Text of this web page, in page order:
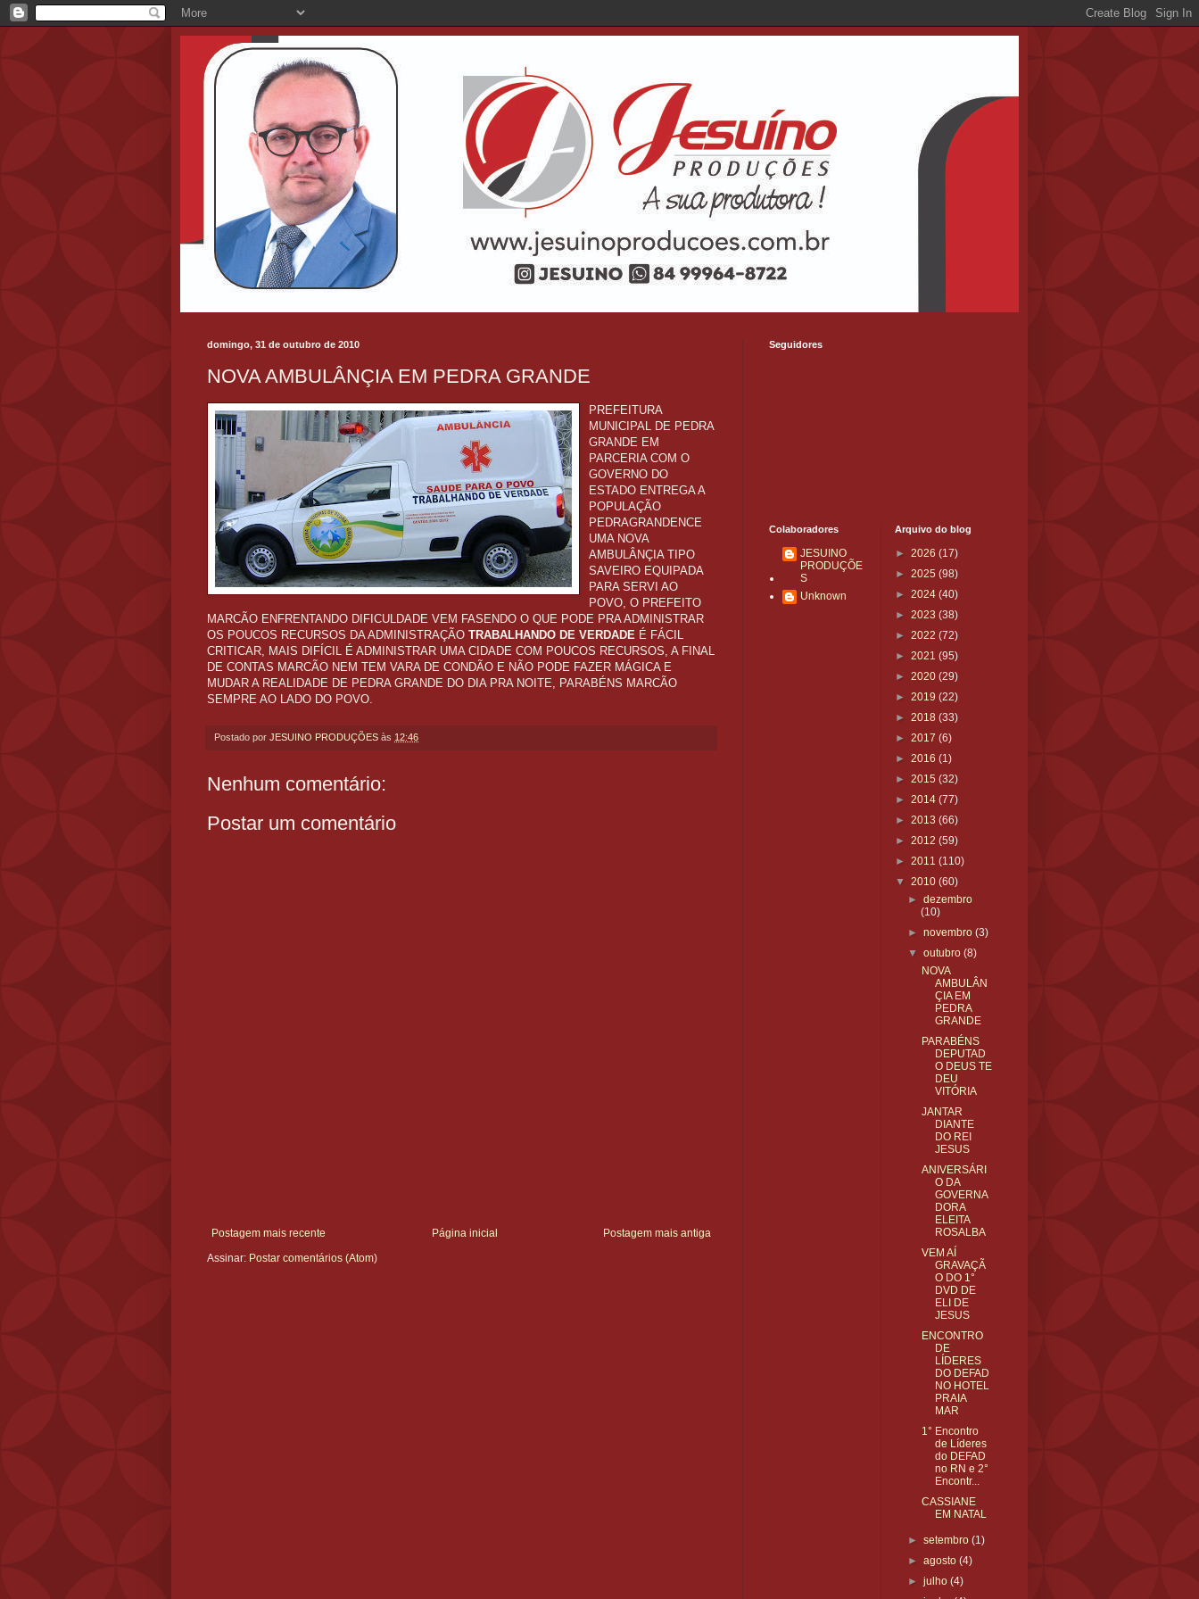
domingo, 31 de outubro de 2010
NOVA AMBULÂNÇIA EM PEDRA GRANDE
PREFEITURA
MUNICIPAL DE PEDRA
GRANDE EM
PARCERIA COM O
GOVERNO DO
ESTADO ENTREGA A
POPULAÇÃO
PEDRAGRANDENCE
UMA NOVA
AMBULÂNÇIA TIPO
SAVEIRO EQUIPADA
PARA SERVI AO
POVO, O PREFEITO
MARCÃO ENFRENTANDO DIFICULDADE VEM FASENDO O QUE PODE PRA ADMINISTRAR
OS POUCOS RECURSOS DA ADMINISTRAÇÃO TRABALHANDO DE VERDADE É FÁCIL
CRITICAR, MAIS DIFÍCIL É ADMINISTRAR UMA CIDADE COM POUCOS RECURSOS, A FINAL
DE CONTAS MARCÃO NEM TEM VARA DE CONDÃO E NÃO PODE FAZER MÁGICA E
MUDAR A REALIDADE DE PEDRA GRANDE DO DIA PRA NOITE, PARABÉNS MARCÃO
SEMPRE AO LADO DO POVO.
Postado por JESUINO PRODUÇÕES às 12:46
Nenhum comentário:
Postar um comentário
Postagem mais recente Postagem mais antiga
Página inicial
Assinar: Postar comentários (Atom)
Seguidores
Colaboradores
JESUINO
PRODUÇÕE
S
Unknown
Arquivo do blog
► 2026 (17)
► 2025 (98)
► 2024 (40)
► 2023 (38)
► 2022 (72)
► 2021 (95)
► 2020 (29)
► 2019 (22)
► 2018 (33)
► 2017 (6)
► 2016 (1)
► 2015 (32)
► 2014 (77)
► 2013 (66)
► 2012 (59)
► 2011 (110)
▼ 2010 (60)
►dezembro
(10)
►novembro(3)
▼outubro(8)
NOVA
AMBULÂN
ÇIA EM
PEDRA
GRANDE
PARABÉNS
DEPUTAD
O DEUS TE
DEU
VITÓRIA
JANTAR
DIANTE
DO REI
JESUS
ANIVERSÁRI
O DA
GOVERNA
DORA
ELEITA
ROSALBA
VEM AÍ
GRAVAÇÃ
O DO 1°
DVD DE
ELI DE
JESUS
ENCONTRO
DE
LÍDERES
DO DEFAD
NO HOTEL
PRAIA
MAR
1° Encontro
de Líderes
do DEFAD
no RN e 2°
Encontr...
CASSIANE
EM NATAL
►setembro(1)
►agosto(4)
►julho(4)